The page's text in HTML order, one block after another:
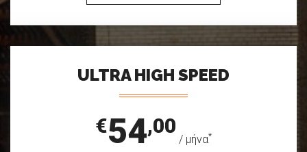
ULTRA HIGH SPEED
€54,00
/ μήνα*